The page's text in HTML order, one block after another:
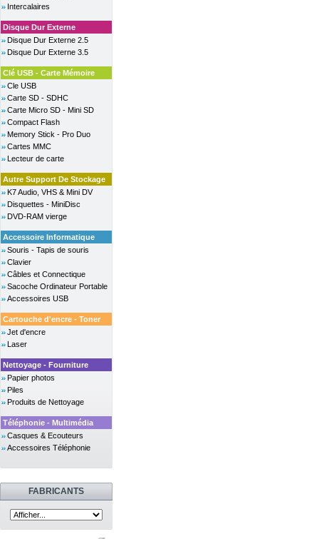
Intercalaires
Disque Dur Externe
Disque Dur Externe 2.5
Disque Dur Externe 3.5
Clé USB - Carte Mémoire
Cle USB
Carte SD - SDHC
Carte Micro SD - Mini SD
Compact Flash
Memory Stick - Pro Duo
Cartes MMC
Lecteur de carte
Autre Support De Stockage
K7 Audio, VHS & Mini DV
Disquettes - MiniDisc
DVD-RAM vierge
Accessoire Informatique
Souris - Tapis de souris
Clavier
Câbles et Connectique
Sacoche Ordinateur Portable
Accessoires USB
Cartouche d'encre - Toner
Jet d'encre
Laser
Nettoyage - Fourniture
Papier photos
Piles
Produits de Nettoyage
Téléphonie - Multimédia
Casques & Ecouteurs
Accessoires Téléphonie
FABRICANTS